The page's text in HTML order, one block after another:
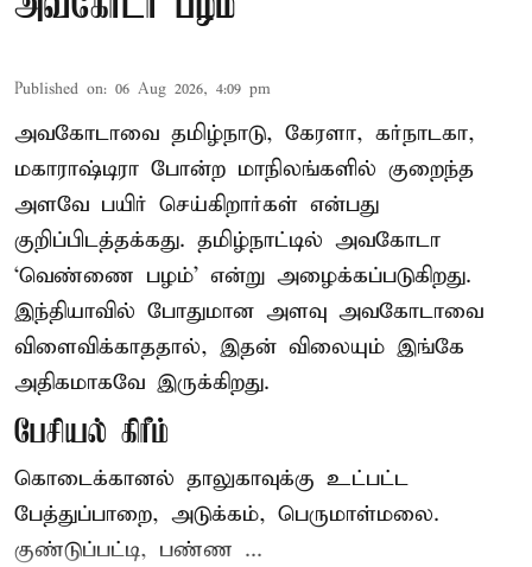
Published on: 06 Aug 2026, 4:09 pm
அவகோடாவை தமிழ்நாடு, கேரளா, கர்நாடகா,
மகாராஷ்டிரா போன்ற மாநிலங்களில் குறைந்த
அளவே பயிர் செய்கிறார்கள் என்பது
குறிப்பிடத்தக்கது. தமிழ்நாட்டில் அவகோடா
‘வெண்ணை பழம்’ என்று அழைக்கப்படுகிறது.
இந்தியாவில் போதுமான அளவு அவகோடாவை
விளைவிக்காததால், இதன் விலையும் இங்கே
அதிகமாகவே இருக்கிறது.
பேசியல் கிரீம்
கொடைக்கானல் தாலுகாவுக்கு உட்பட்ட
பேத்துப்பாறை, அடுக்கம், பெருமாள்மலை.
குண்டுப்பட்டி, பண்ண ...